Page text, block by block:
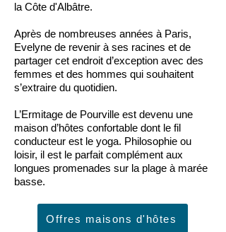
la Côte d'Albâtre.
Après de nombreuses années à Paris,
Evelyne de revenir à ses racines et de
partager cet endroit d’exception avec des
femmes et des hommes qui souhaitent
s’extraire du quotidien.
L’Ermitage de Pourville est devenu une
maison d’hôtes confortable dont le fil
conducteur est le yoga. Philosophie ou
loisir, il est le parfait complément aux
longues promenades sur la plage à marée
basse.
Offres maisons d'hôtes